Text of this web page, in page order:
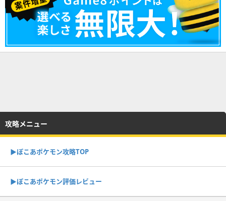
攻略メニュー
▶︎ぽこあポケモン攻略TOP
▶︎ぽこあポケモン評価レビュー